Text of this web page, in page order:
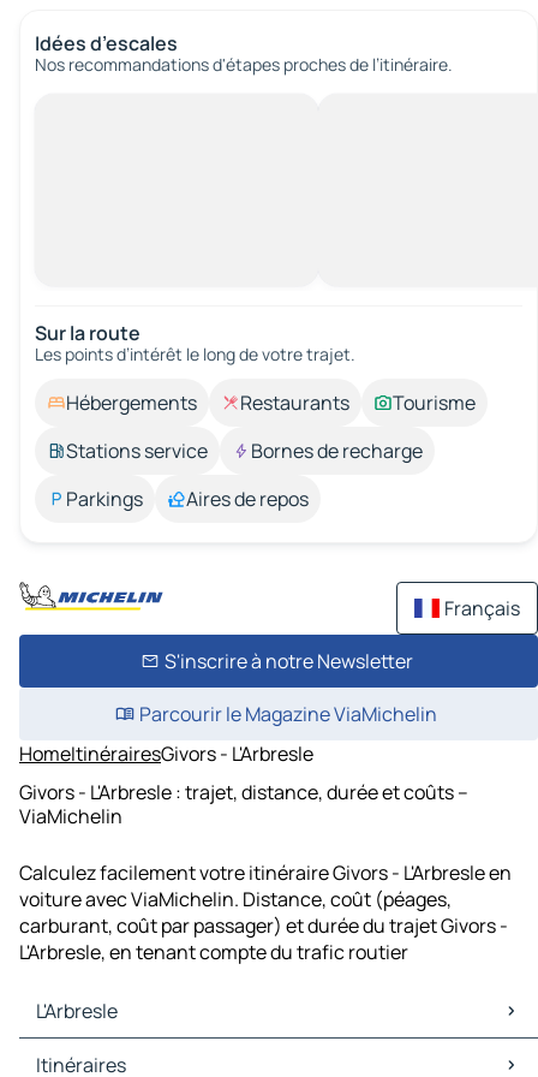
Idées d’escales
Nos recommandations d'étapes proches de l’itinéraire.
Sur la route
Les points d’intérêt le long de votre trajet.
Hébergements Restaurants
Tourisme
Stations service
Bornes de recharge
Parkings
Aires de repos
Français
S'inscrire à notre Newsletter
Parcourir le Magazine ViaMichelin
HomeItinérairesGivors - L'Arbresle
Givors - L'Arbresle : trajet, distance, durée et coûts –
ViaMichelin
Calculez facilement votre itinéraire Givors - L'Arbresle en
voiture avec ViaMichelin. Distance, coût (péages,
carburant, coût par passager) et durée du trajet Givors -
L'Arbresle, en tenant compte du trafic routier
L'Arbresle
L'Arbresle Cartes et plans
Itinéraires